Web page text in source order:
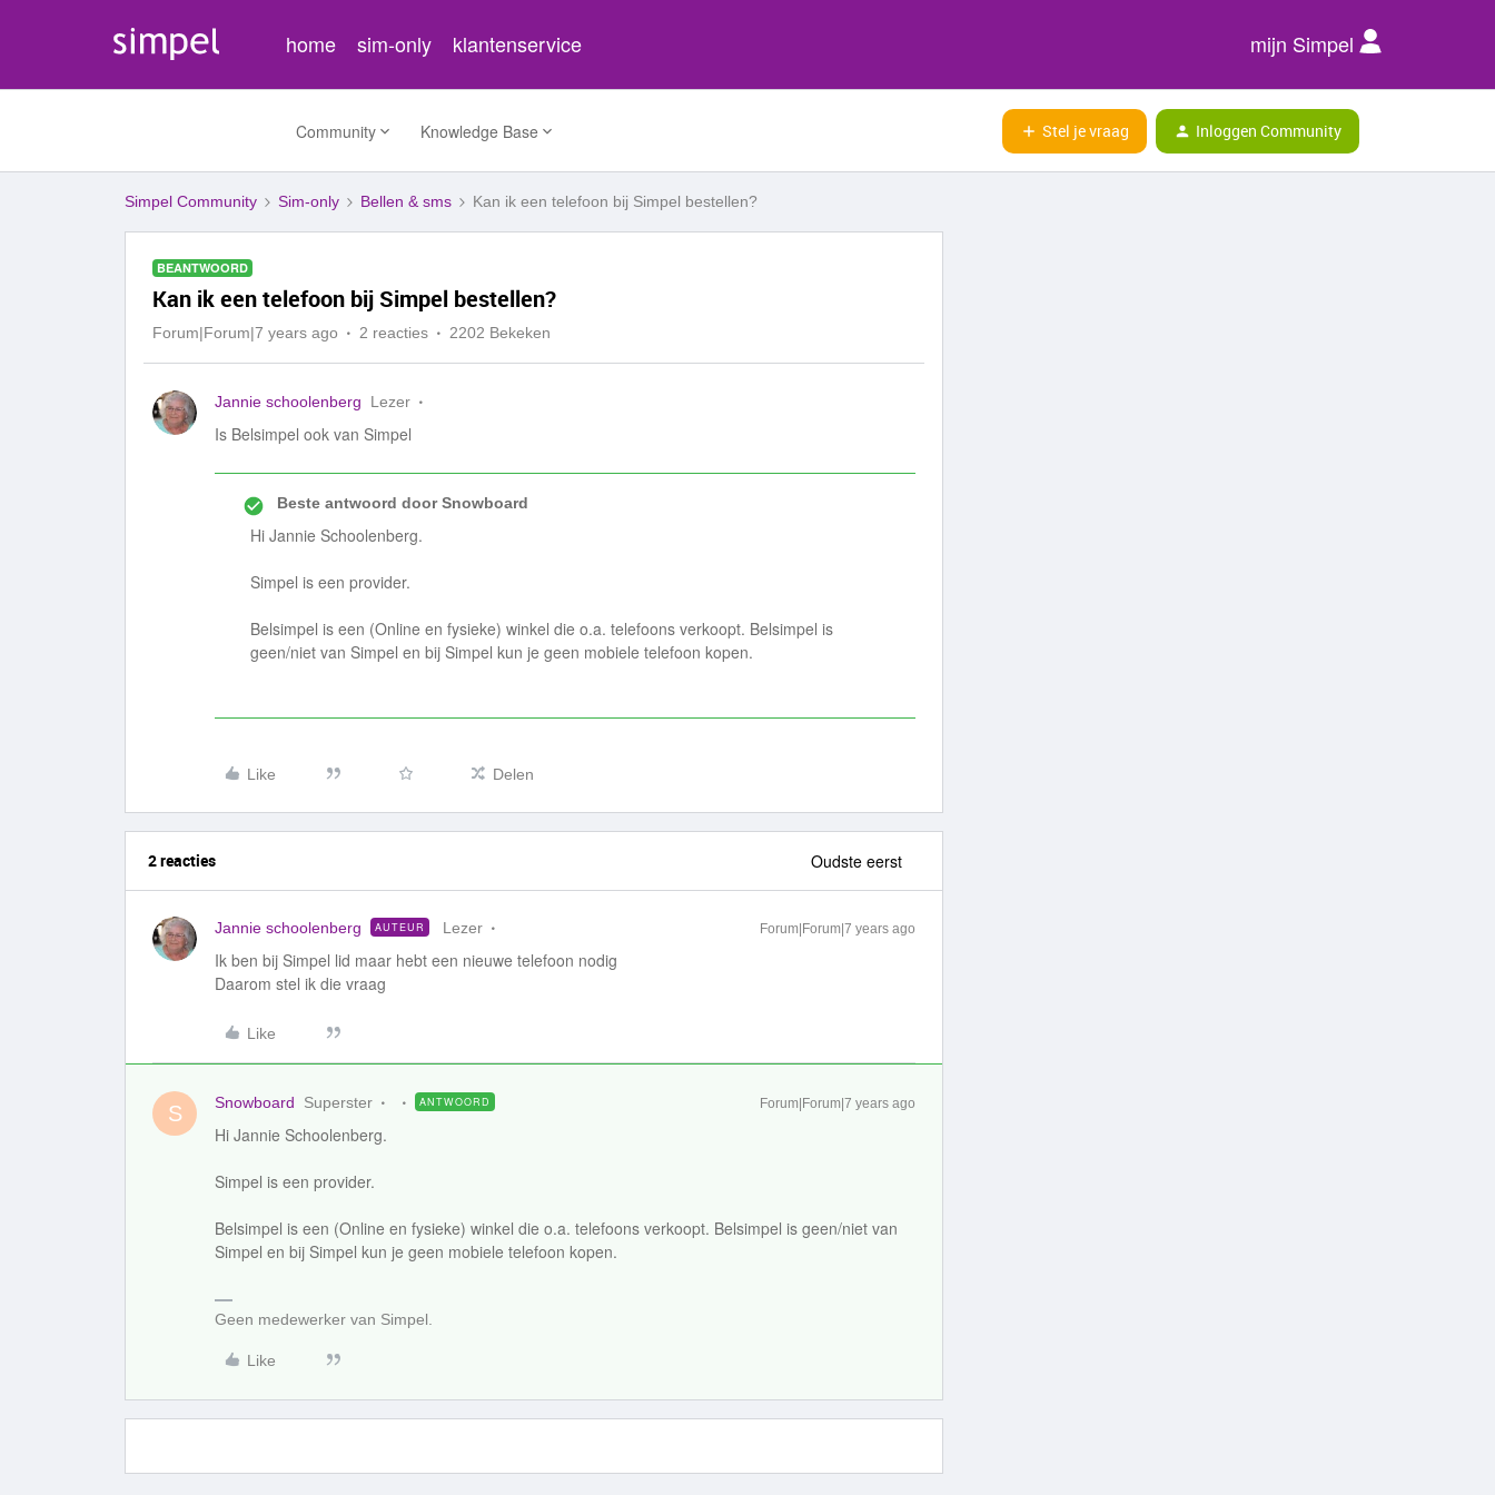
home sim-only klantenservice mijn Simpel
Community Knowledge Base Stel je vraag Inloggen Community
Simpel Community Sim-only Bellen & sms Kan ik een telefoon bij Simpel bestellen?
BEANTWOORD
Kan ik een telefoon bij Simpel bestellen?
Forum|Forum|7 years ago 2 reacties 2202 Bekeken
Jannie schoolenberg Lezer
Is Belsimpel ook van Simpel
Beste antwoord doorSnowboard
Hi Jannie Schoolenberg.
Simpel is een provider.
Belsimpel is een (Online en fysieke) winkel die o.a. telefoons verkoopt. Belsimpel is
geen/niet van Simpel en bij Simpel kun je geen mobiele telefoon kopen.
Like Delen
2 reacties Oudste eerst
Jannie schoolenberg AUTEUR Lezer Forum|Forum|7 years ago
Ik ben bij Simpel lid maar hebt een nieuwe telefoon nodig
Daarom stel ik die vraag
Like
S Snowboard Superster ANTWOORD Forum|Forum|7 years ago
Hi Jannie Schoolenberg.
Simpel is een provider.
Belsimpel is een (Online en fysieke) winkel die o.a. telefoons verkoopt. Belsimpel is geen/niet van
Simpel en bij Simpel kun je geen mobiele telefoon kopen.
Geen medewerker van Simpel.
Like